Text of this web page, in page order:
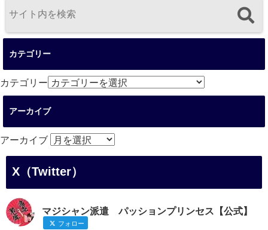
カテゴリー
カテゴリー
アーカイブ
アーカイブ
X（Twitter）
マジシャン派遣 パッションプリンセス【公式】
フォロー